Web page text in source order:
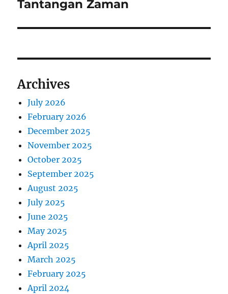
Tantangan Zaman
Archives
July 2026
February 2026
December 2025
November 2025
October 2025
September 2025
August 2025
July 2025
June 2025
May 2025
April 2025
March 2025
February 2025
April 2024